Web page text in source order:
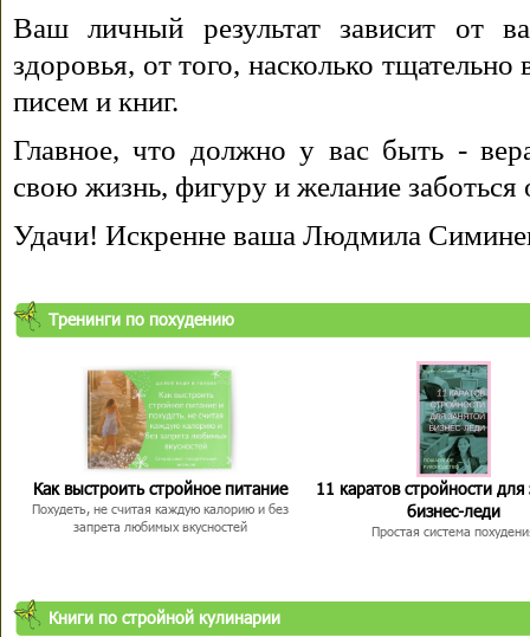
Ваш личный результат зависит от
здоровья, от того, насколько
писем и книг.
Главное, что должно у вас быть -
свою жизнь, фигуру и желание заботься
Удачи! Искренне ваша Людмила
Тренинги по похудению
Как выстроить стройное питание
Похудеть, не считая каждую калорию и без
запрета любимых вкусностей
11 каратов стройности для
бизнес-леди
Простая система
Книги по стройной кулинарии